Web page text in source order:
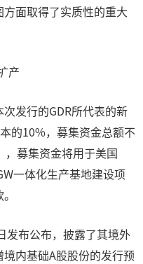
面取得了实质性的重大
产
发行的GDR所代表的新
的10%，募集资金总额不
募集资金将用于美国
一体化生产基地建设项
发布公布，披露了其境外
内基础A股股份的发行预